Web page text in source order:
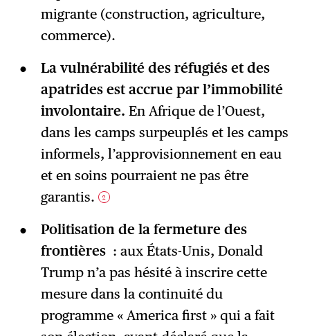
migrante (construction, agriculture,
commerce).
La vulnérabilité des réfugiés et des
apatrides est accrue par l’immobilité
involontaire. En Afrique de l’Ouest,
dans les camps surpeuplés et les camps
informels, l’approvisionnement en eau
et en soins pourraient ne pas être
garantis.
2
Politisation de la fermeture des
frontières : aux États-Unis, Donald
Trump n’a pas hésité à inscrire cette
mesure dans la continuité du
programme « America first » qui a fait